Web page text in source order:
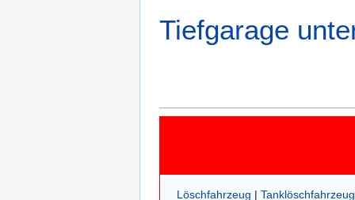
Tiefgarage
Löschfahrzeug | Tanklöschfahrzeug